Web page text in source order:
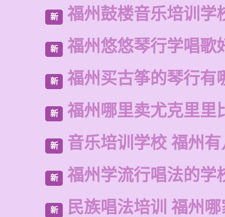
新 福州鼓楼音乐培训学
新 福州悠悠琴行学唱歌
新 福州买古筝的琴行有
新 福州哪里卖尤克里里
新 音乐培训学校 福州
新 福州学流行唱法的学
新 民族唱法培训 福州